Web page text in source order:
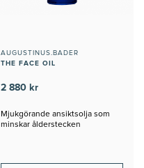
AUGUSTINUS.BADER
THE FACE OIL
2 880 kr
Mjukgörande ansiktsolja som
minskar ålderstecken